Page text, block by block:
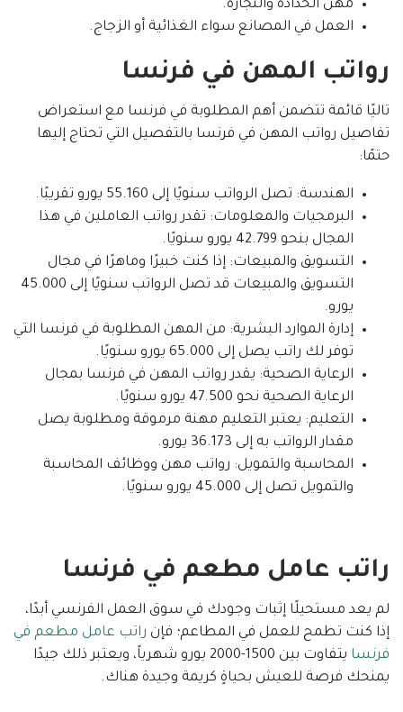
مهن الحدادة والنجارة.
العمل في المصانع سواء الغذائية أو الزجاج.
رواتب المهن في فرنسا
تاليًا قائمة تتضمن أهم المطلوبة في فرنسا مع استعراض
تفاصيل رواتب المهن في فرنسا بالتفصيل التي تحتاج إليها
حتمًا:
الهندسة: تصل الرواتب سنويًا إلى 55.160 يورو تقريبًا.
البرمجيات والمعلومات: تقدر رواتب العاملين في هذا
المجال بنحو 42.799 يورو سنويًا.
التسويق والمبيعات: إذا كنت خبيرًا وماهرًا في مجال
التسويق والمبيعات قد تصل الرواتب سنويًا إلى 45.000
يورو.
إدارة الموارد البشرية: من المهن المطلوبة في فرنسا التي
توفر لك راتب يصل إلى 65.000 يورو سنويًا.
الرعاية الصحية: يقدر رواتب المهن في فرنسا بمجال
الرعاية الصحية نحو 47.500 يورو سنويًا.
التعليم: يعتبر التعليم مهنة مرموقة ومطلوبة يصل
مقدار الرواتب به إلى 36.173 يورو.
المحاسبة والتمويل: رواتب مهن ووظائف المحاسبة
والتمويل تصل إلى 45.000 يورو سنويًا.
راتب عامل مطعم في فرنسا
لم يعد مستحيلًا إثبات وجودك في سوق العمل الفرنسي أبدًا،
إذا كنت تطمح للعمل في المطاعم؛ فإن راتب عامل مطعم في
فرنسا
يتفاوت بين 1500-2000 يورو شهرياً، ويعتبر ذلك جيدًا
يمنحك فرصة للعيش بحياةٍ كريمة وجيدة هناك.